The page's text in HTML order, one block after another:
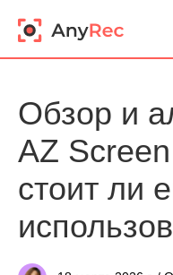
Обзор и
AZ
стоит ли